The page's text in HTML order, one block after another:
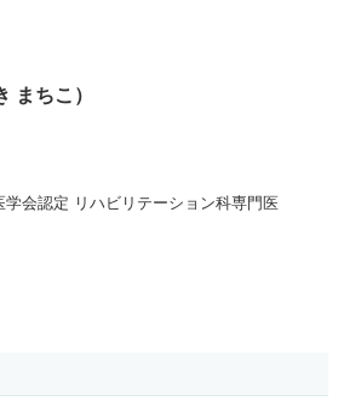
まちこ）
学会認定 リハビリテーション科専門医